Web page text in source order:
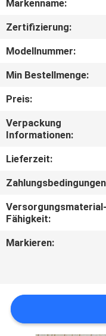
FABRIK-
AUSFLUG
TRETEN
SIE
MIT
IN
VERBINDUNG
SIE EIN
ZITAT
Markenname:
Zertifizierung:
Modellnummer:
Min Bestellmenge:
Preis:
Verpackung
Informationen:
Lieferzeit:
Versorgungsmaterial-
Fähigkeit:
Markieren: